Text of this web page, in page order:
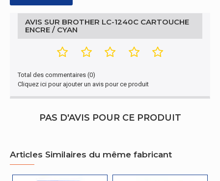
AVIS SUR BROTHER LC-1240C CARTOUCHE
ENCRE / CYAN
Total des commentaires (0)
Cliquez ici pour ajouter un avis pour ce produit
PAS D'AVIS POUR CE PRODUIT
Articles Similaires du même fabricant